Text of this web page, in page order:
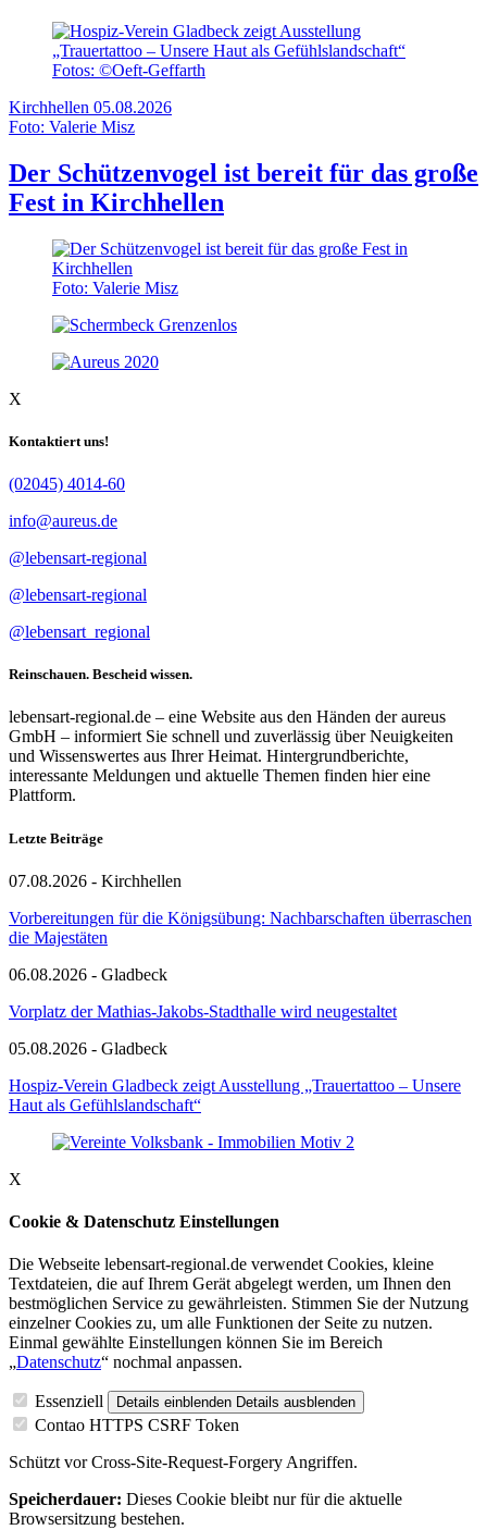
Fotos: ©Oeft-Geffarth
Kirchhellen 05.08.2026
Foto: Valerie Misz
Der Schützenvogel ist bereit für das große
Fest in Kirchhellen
Foto: Valerie Misz
X
Kontaktiert uns!
(02045) 4014-60
info@aureus.de
@lebensart-regional
@lebensart-regional
@lebensart_regional
Reinschauen. Bescheid wissen.
lebensart-regional.de – eine Website aus den Händen der aureus
GmbH – informiert Sie schnell und zuverlässig über Neuigkeiten
und Wissenswertes aus Ihrer Heimat. Hintergrundberichte,
interessante Meldungen und aktuelle Themen finden hier eine
Plattform.
Letzte Beiträge
07.08.2026 - Kirchhellen
Vorbereitungen für die Königsübung: Nachbarschaften überraschen
die Majestäten
06.08.2026 - Gladbeck
Vorplatz der Mathias-Jakobs-Stadthalle wird neugestaltet
05.08.2026 - Gladbeck
Hospiz-Verein Gladbeck zeigt Ausstellung „Trauertattoo – Unsere
Haut als Gefühlslandschaft“
X
Cookie & Datenschutz Einstellungen
Die Webseite lebensart-regional.de verwendet Cookies, kleine
Textdateien, die auf Ihrem Gerät abgelegt werden, um Ihnen den
bestmöglichen Service zu gewährleisten. Stimmen Sie der Nutzung
einzelner Cookies zu, um alle Funktionen der Seite zu nutzen.
Einmal gewählte Einstellungen können Sie im Bereich
„Datenschutz“ nochmal anpassen.
Essenziell Details einblenden Details ausblenden
Contao HTTPS CSRF Token
Schützt vor Cross-Site-Request-Forgery Angriffen.
Speicherdauer: Dieses Cookie bleibt nur für die aktuelle
Browsersitzung bestehen.